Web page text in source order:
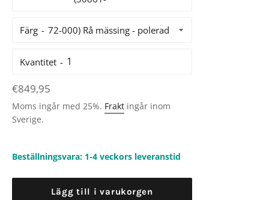
Färg
Kvantitet
Ordinarie
pris
€849,95
Moms ingår med 25%. Frakt ingår inom
Sverige.
Beställningsvara: 1-4 veckors leveranstid
Lägg till i varukorgen